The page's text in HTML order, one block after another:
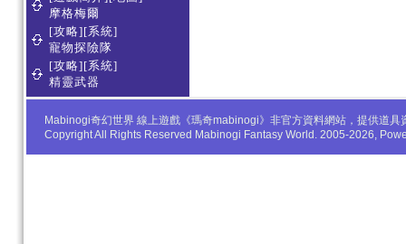
摩格梅爾
[攻略][系統]
寵物探險隊
[攻略][系統]
精靈武器
Mabinogi奇幻世界 線上遊戲《瑪奇mabinogi》非官方資料網站，提供道
Copyright All Rights Reserved Mabinogi Fantasy World. 2005-2026,